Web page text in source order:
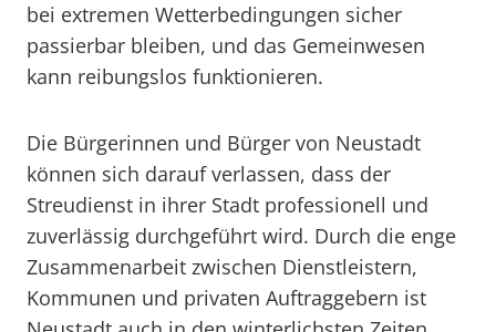
bei extremen Wetterbedingungen sicher
passierbar bleiben, und das Gemeinwesen
kann reibungslos funktionieren.
Die Bürgerinnen und Bürger von Neustadt
können sich darauf verlassen, dass der
Streudienst in ihrer Stadt professionell und
zuverlässig durchgeführt wird. Durch die enge
Zusammenarbeit zwischen Dienstleistern,
Kommunen und privaten Auftraggebern ist